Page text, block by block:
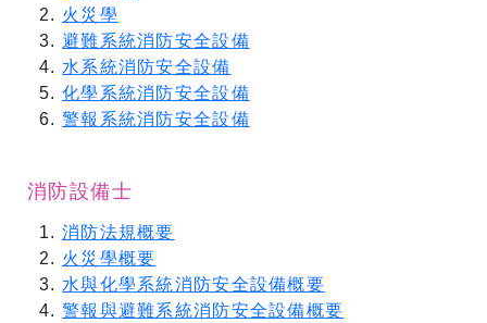
火災學
避難系統消防安全設備
水系統消防安全設備
化學系統消防安全設備
警報系統消防安全設備
消防設備士
消防法規概要
火災學概要
水與化學系統消防安全設備概要
警報與避難系統消防安全設備概要